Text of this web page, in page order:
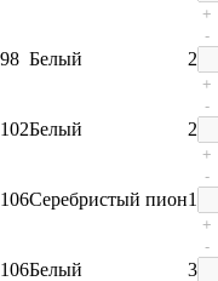
+
98 Белый 2
-
+
102Белый 2
-
+
106Серебристый пион1
-
+
106Белый 3
-